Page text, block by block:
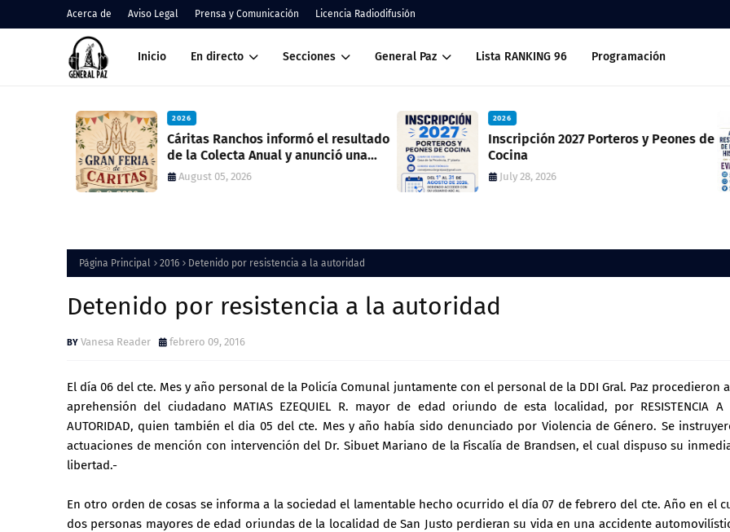
Acerca de Aviso Legal Prensa y Comunicación Licencia Radiodifusión
Inicio En directo Secciones General Paz Lista RANKING 96 Programación
2026
Cáritas Ranchos informó el resultado
de la Colecta Anual y anunció una
nueva feria solidaria
August 05, 2026
2026
Inscripción 2027 Porteros y Peones de
Cocina
July 28, 2026
Página Principal 2016 Detenido por resistencia a la autoridad
Detenido por resistencia a la autoridad
Vanesa Reader febrero 09, 2016
El día 06 del cte. Mes y año personal de la Policía Comunal juntamente con el personal de la DDI Gral. Paz procedieron
aprehensión del ciudadano MATIAS EZEQUIEL R. mayor de edad oriundo de esta localidad, por RESISTENCIA A
AUTORIDAD, quien también el dia 05 del cte. Mes y año había sido denunciado por Violencia de Género. Se
actuaciones de mención con intervención del Dr. Sibuet Mariano de la Fiscalía de Brandsen, el cual dispuso su
libertad.-
En otro orden de cosas se informa a la sociedad el lamentable hecho ocurrido el día 07 de febrero del cte. Año en el
dos personas mayores de edad oriundas de la localidad de San Justo perdieran su vida en una accidente